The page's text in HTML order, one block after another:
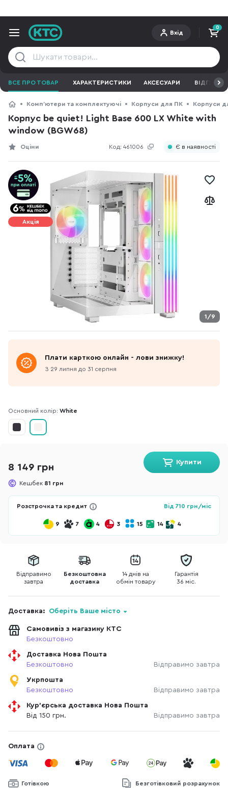
Вхід
0
ВСЕ ПРО ТОВАР ХАРАКТЕРИСТИКИ АКСЕСУАРИ ВІДГУКИ
Компʼютери та комплектуючі Корпуси для ПК Корпуси
Корпус be quiet! Light Base 600 LX White with
window (BGW68)
Код: 461006
Оціни Є в наявності
1/9
Акція
Плати карткою онлайн - лови знижку!
З 29 липня до 31 серпня
Основний колір: White
8 149 грн
Кешбек 81 грн
Купити
Розстрочка та кредит Від 710 грн/міс
9 7 4 3 15 14 4
Відправимо
завтра
Безкоштовна
доставка
14 днів на
обмін товару
Гарантія
36 міс.
Доставка: Оберіть Ваше місто
Самовивіз з магазину КТС
Безкоштовно
Доставка Нова Пошта
Безкоштовно
Відправимо завтра
Укрпошта
Безкоштовно
Відправимо завтра
Кур'єрська доставка Нова Пошта
Від 150 грн.
Відправимо завтра
Оплата
Готівкою Безготівковий розрахунок